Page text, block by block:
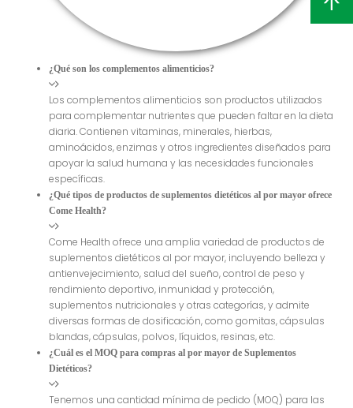
¿Qué son los complementos alimenticios?
Los complementos alimenticios son productos utilizados
para complementar nutrientes que pueden faltar en la dieta
diaria. Contienen vitaminas, minerales, hierbas,
aminoácidos, enzimas y otros ingredientes diseñados para
apoyar la salud humana y las necesidades funcionales
específicas.
¿Qué tipos de productos de suplementos dietéticos al por mayor ofrece
Come Health?
Come Health ofrece una amplia variedad de productos de
suplementos dietéticos al por mayor, incluyendo belleza y
antienvejecimiento, salud del sueño, control de peso y
rendimiento deportivo, inmunidad y protección,
suplementos nutricionales y otras categorías, y admite
diversas formas de dosificación, como gomitas, cápsulas
blandas, cápsulas, polvos, líquidos, resinas, etc.
¿Cuál es el MOQ para compras al por mayor de Suplementos
Dietéticos?
Tenemos una cantidad mínima de pedido (MOQ) para las